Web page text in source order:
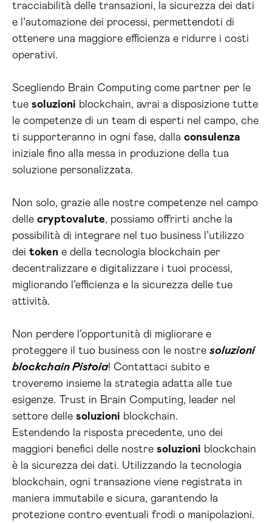
tracciabilità delle transazioni, la sicurezza dei dati
e l’automazione dei processi, permettendoti di
ottenere una maggiore efficienza e ridurre i costi
operativi.
Scegliendo Brain Computing come partner per le
tue soluzioni blockchain, avrai a disposizione tutte
le competenze di un team di esperti nel campo, che
ti supporteranno in ogni fase, dalla consulenza
iniziale fino alla messa in produzione della tua
soluzione personalizzata.
Non solo, grazie alle nostre competenze nel campo
delle cryptovalute, possiamo offrirti anche la
possibilità di integrare nel tuo business l’utilizzo
dei token e della tecnologia blockchain per
decentralizzare e digitalizzare i tuoi processi,
migliorando l’efficienza e la sicurezza delle tue
attività.
Non perdere l’opportunità di migliorare e
proteggere il tuo business con le nostre soluzioni
blockchain Pistoia! Contattaci subito e
troveremo insieme la strategia adatta alle tue
esigenze. Trust in Brain Computing, leader nel
settore delle soluzioni blockchain.
Estendendo la risposta precedente, uno dei
maggiori benefici delle nostre soluzioni blockchain
è la sicurezza dei dati. Utilizzando la tecnologia
blockchain, ogni transazione viene registrata in
maniera immutabile e sicura, garantendo la
protezione contro eventuali frodi o manipolazioni.